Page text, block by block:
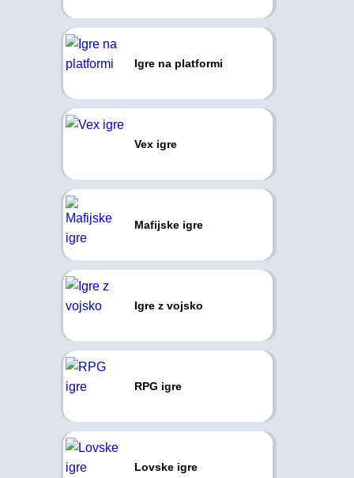
Igre na platformi
Vex igre
Mafijske igre
Igre z vojsko
RPG igre
Lovske igre